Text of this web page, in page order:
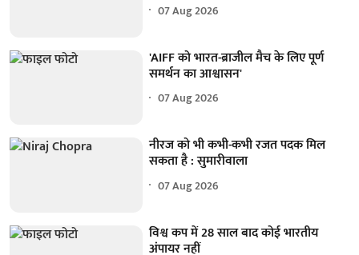
07 Aug 2026
'AIFF को भारत-ब्राजील मैच के लिए पूर्ण
समर्थन का आश्वासन'
07 Aug 2026
नीरज को भी कभी-कभी रजत पदक मिल
सकता है : सुमारीवाला
07 Aug 2026
विश्व कप में 28 साल बाद कोई भारतीय
अंपायर नहीं